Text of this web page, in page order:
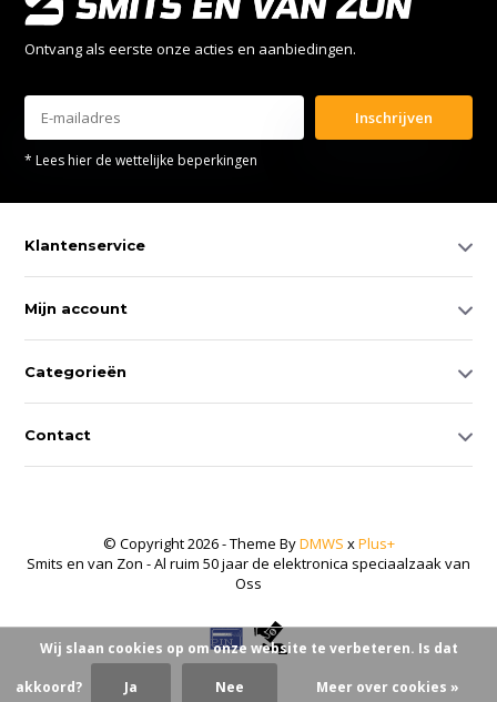
Ontvang als eerste onze acties en aanbiedingen.
Inschrijven
* Lees hier de wettelijke beperkingen
Klantenservice
Mijn account
Categorieën
Contact
© Copyright 2026 - Theme ByDMWS xPlus+
Smits en van Zon - Al ruim 50 jaar de elektronica speciaalzaak van
Oss
Wij slaan cookies op om onze website te verbeteren. Is dat
akkoord? Ja Nee Meer over cookies »